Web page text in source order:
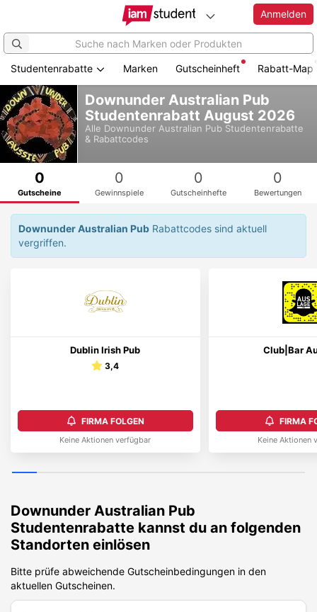
Zum
Hauptinhalt
springen
Anmelden
Studentenrabatte Marken Gutscheinheft Rabatt-Map
Downunder Australian Pub
Studentenrabatt August 2026
Alle Downunder Australian Pub Studentenrabatte
& Rabattcodes
0
Gutscheine
0
Gewinnspiele
0
Gutscheinhefte
0
Bewertungen
Downunder Australian Pub Rabattcodes sind aktuell
vergriffen.
Dublin Irish Pub
3,4
FIRMA FOLGEN
Keine Aktionen verfügbar
Club|Bar
FIRMA
Keine Aktionen
Downunder Australian Pub
Studentenrabatte kannst du an folgenden
Standorten einlösen
Bitte prüfe abweichende Gutscheinbedingungen in den
aktuellen Gutscheinen.